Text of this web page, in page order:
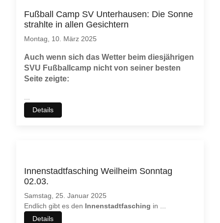
Fußball Camp SV Unterhausen: Die Sonne
strahlte in allen Gesichtern
Montag, 10. März 2025
Auch wenn sich das Wetter beim diesjährigen
SVU Fußballcamp nicht von seiner besten
Seite zeigte:
Details
Innenstadtfasching Weilheim Sonntag
02.03.
Samstag, 25. Januar 2025
Endlich gibt es den Innenstadtfasching in
Details